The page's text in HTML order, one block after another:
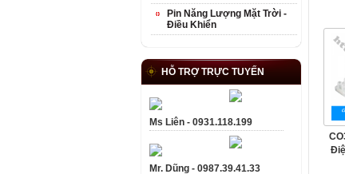
Pin Năng Lượng Mặt Trời -
Điều Khiển
HỖ TRỢ TRỰC TUYẾN
Ms Liên - 0931.118.199
Mr. Dũng - 0987.39.41.33